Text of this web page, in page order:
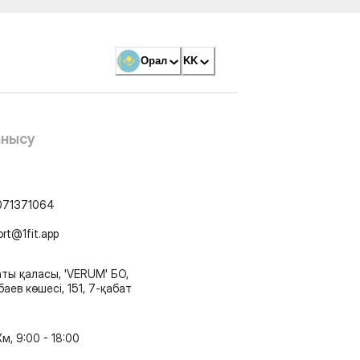
Орал KK
қаласы, 'VERUM' БО,
көшесі, 151, 7-қабат
9:00 - 18:00